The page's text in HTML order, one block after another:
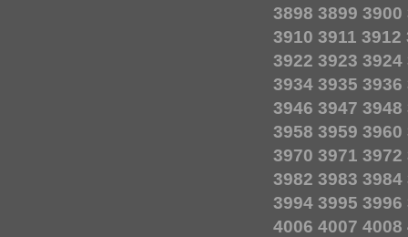
3898 3899 3900
3910 3911 3912
3922 3923 3924
3934 3935 3936
3946 3947 3948
3958 3959 3960
3970 3971 3972
3982 3983 3984
3994 3995 3996
4006 4007 4008